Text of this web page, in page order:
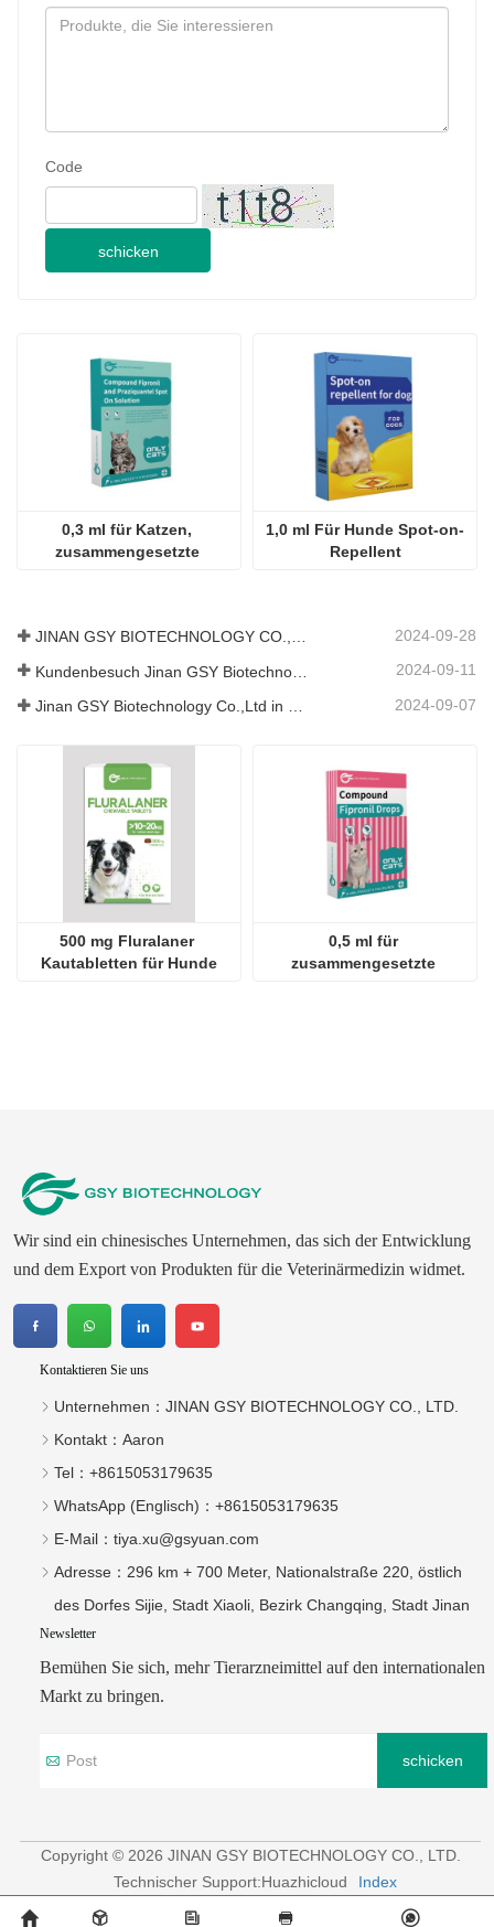
Code
schicken
0,3 ml für Katzen,
zusammengesetzte
1,0 ml Für Hunde Spot-on-
Repellent
JINAN GSY BIOTECHNOLOGY CO., LTD. nahm an der Pakistan International Livestock Exhibition IPEX 2024 teil 2024-09-28
2024-09-11
2024-09-07
500 mg Fluralaner
Kautabletten für Hunde
0,5 ml für
zusammengesetzte
Wir sind ein chinesisches Unternehmen, das sich der Entwicklung
und dem Export von Produkten für die Veterinärmedizin widmet.
Kontaktieren Sie uns
Unternehmen： JINAN GSY BIOTECHNOLOGY CO., LTD.
Kontakt： Aaron
Tel： +8615053179635‬
WhatsApp (Englisch)： +8615053179635
E-Mail： tiya.xu@gsyuan.com
Adresse： 296 km + 700 Meter, Nationalstraße 220, östlich
des Dorfes Sijie, Stadt Xiaoli, Bezirk Changqing, Stadt Jinan
Newsletter
Bemühen Sie sich, mehr Tierarzneimittel auf den internationalen
Markt zu bringen.
schicken
Copyright © 2026 JINAN GSY BIOTECHNOLOGY CO., LTD.
Technischer Support:Huazhicloud
Index